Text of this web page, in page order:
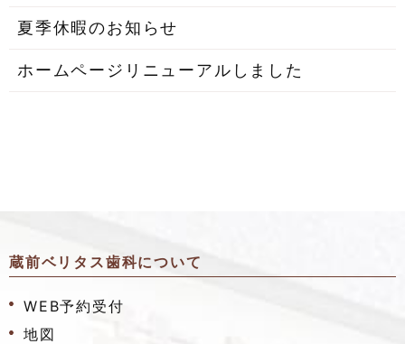
夏季休暇のお知らせ
ホームページリニューアルしました
蔵前ベリタス歯科について
WEB予約受付
地図